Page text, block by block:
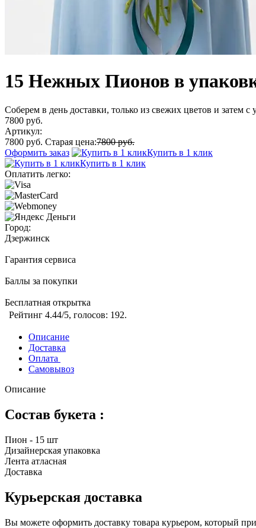
15 Нежных Пионов в
Соберем в день доставки, только из свежих цветов и затем
7800 руб.
Артикул:
7800 руб. Старая цена:7800 руб.
Оформить заказ
Купить в 1 клик
Купить в 1 клик
Оплатить легко:
Город:
Дзержинск
Гарантия сервиса
Баллы за покупки
Бесплатная открытка
Рейтинг 4.44/5, голосов: 192.
Описание
Доставка
Оплата
Самовывоз
Описание
Состав букета :
Пион - 15 шт
Дизайнерская упаковка
Лента атласная
Доставка
Курьерская доставка
Вы можете оформить доставку товара курьером, который